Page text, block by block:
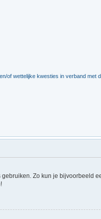
of wettelijke kwesties in verband met
Zo kun je bijvoorbeeld